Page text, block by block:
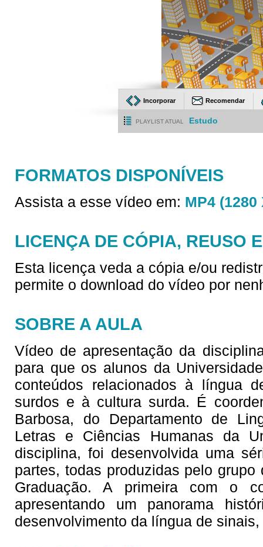
Incorporar Recomendar
PLAYLIST ATUAL Estudo
FORMATOS DISPONÍVEIS
Assista a esse vídeo em: MP4 (1280
LICENÇA DE CÓPIA, REUSO
Esta licença veda a cópia e/ou
permite o download do vídeo por
SOBRE A AULA
Vídeo de apresentação da
para que os alunos da
conteúdos relacionados à língua
surdos e à cultura surda. É
Barbosa, do Departamento de
Letras e Ciências Humanas da
disciplina, foi desenvolvida uma
partes, todas produzidas pelo
Graduação. A primeira com o
apresentando um panorama
desenvolvimento da língua de